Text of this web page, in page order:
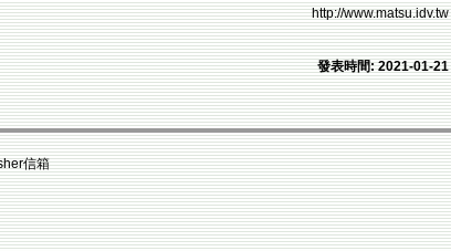
http://www.matsu.idv.tw
發表時間: 2021-01-21
信箱